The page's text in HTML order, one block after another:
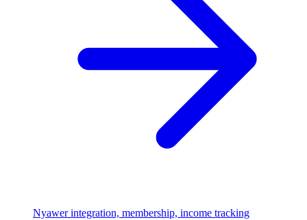
Nyawer integration, membership, income tracking